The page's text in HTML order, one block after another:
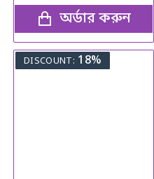
অর্ডার করুন
DISCOUNT: 18%